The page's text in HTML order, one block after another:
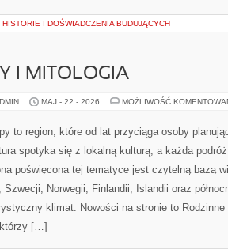
HISTORIE I DOŚWIADCZENIA BUDUJĄCYCH
I MITOLOGIA
MAJ - 22 - 2026 MOŻLIWOŚĆ
to region, które od lat przyciąga osoby
spotyka się z lokalną kulturą, a każda
poświęcona tej tematyce jest czytelną bazą
Norwegii, Finlandii, Islandii oraz
klimat. Nowości na stronie to
[…]